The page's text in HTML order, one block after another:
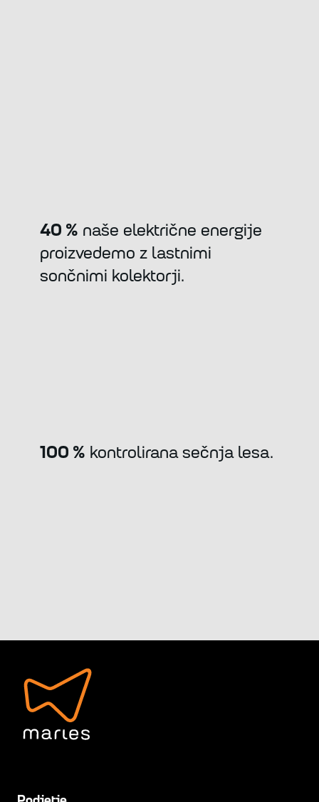
40 % naše električne energije
proizvedemo z lastnimi
sončnimi kolektorji.
100 % kontrolirana sečnja lesa.